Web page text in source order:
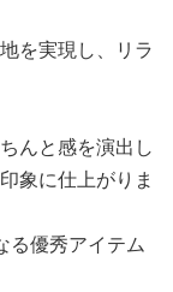
を実現し、リラ
んと感を演出し
象に仕上がりま
る優秀アイテム